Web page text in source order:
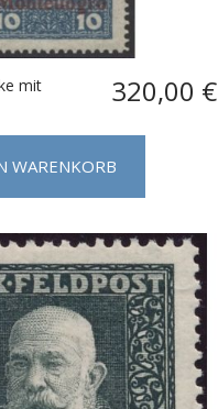
mit 320,00 €
WARENKORB